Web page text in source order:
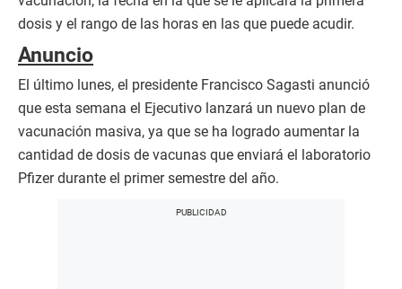
dosis y el rango de las horas en las que puede acudir.
Anuncio
El último lunes, el presidente Francisco Sagasti anunció
que esta semana el Ejecutivo lanzará un nuevo plan de
vacunación masiva, ya que se ha logrado aumentar la
cantidad de dosis de vacunas que enviará el laboratorio
Pfizer durante el primer semestre del año.